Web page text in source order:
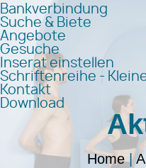
Bankverbindung
Suche & Biete
Angebote
Gesuche
Inserat einstellen
Schriftenreihe -
Kontakt
Download
Home|